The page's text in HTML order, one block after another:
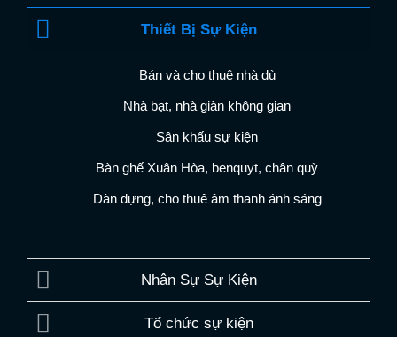
Thiết Bị Sự Kiện
Bán và cho thuê nhà dù
Nhà bạt, nhà giàn không gian
Sân khấu sự kiện
Bàn ghế Xuân Hòa, benquyt, chân quỳ
Dàn dựng, cho thuê âm thanh ánh sáng
Nhân Sự Sự Kiện
Tổ chức sự kiện